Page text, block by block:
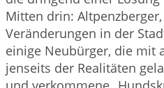
Mitten drin:
Veränderungen in der
einige Neubürger, die mit
jenseits der Realitäten